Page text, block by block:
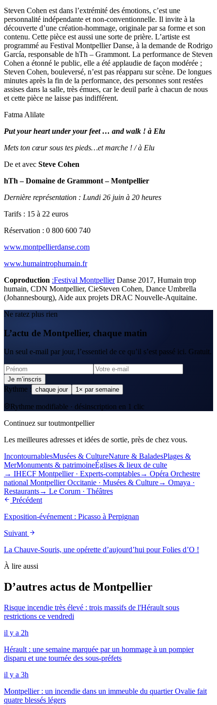
Steven Cohen est dans l’extrémité des émotions, c’est une
personnalité indépendante et non-conventionnelle. Il invite à la
découverte d’une création-hommage, originale par sa forme et son
contenu. Cette pièce est aussi une sorte de prière. L’artiste est
programmé au Festival Montpellier Danse, à la demande de Rodrigo
García, responsable de hTh – Grammont. La performance de Steven
Cohen a étonné le public, elle a été applaudie de façon modérée ;
Steven Cohen, bouleversé, n’est pas réapparu sur scène. De longues
minutes après la fin de la performance, des personnes sont restées
assises dans la salle, très émues, car le deuil parle à chacun de nous
et cette pièce ne laisse pas indifférent.
Fatma Alilate
Put your heart under your feet … and walk ! à Elu
Mets ton cœur sous tes pieds…et marche ! / à Elu
De et avec Steve Cohen
hTh – Domaine de Grammont – Montpellier
Dernière représentation : Lundi 26 juin à 20 heures
Tarifs : 15 à 22 euros
Réservation : 0 800 600 740
www.montpellierdanse.com
www.humaintrophumain.fr
Coproduction :Festival MontpellierDanse 2017, Humain trop
humain, CDN Montpellier, CieSteven Cohen, Dance Umbrella
(Johannesbourg), Aide aux projets DRAC Nouvelle-Aquitaine.
Ne ratez plus rien
L’actu de Montpellier, chaque matin
Un seul e-mail par jour, l’essentiel de ce qu’il s’est passé ici. Gratuit.
Je m’inscris
Rythme : chaque jour 1× par semaine
Rythme modifiable · désinscription en 1 clic
Continuez sur toutmontpellier
Les meilleures adresses et idées de sortie, près de chez vous.
IncontournablesMusées & CultureNature & BaladesPlages &
MerMonuments & patrimoineÉglises & lieux de culte
→ IHECF Montpellier · Experts-comptables→ Opéra Orchestre
national Montpellier Occitanie · Musées & Culture→ Omaya ·
Restaurants→ Le Corum · Théâtres
Précédent
Exposition-événement : Picasso à Perpignan
Suivant
La Chauve-Souris, une opérette d’aujourd’hui pour Folies d’O !
À lire aussi
D’autres actus de Montpellier
Risque incendie très élevé : trois massifs de l'Hérault sous
restrictions ce vendredi
il y a 2h
Hérault : une semaine marquée par un hommage à un pompier
disparu et une tournée des sous-préfets
il y a 3h
Montpellier : un incendie dans un immeuble du quartier Ovalie fait
quatre blessés légers